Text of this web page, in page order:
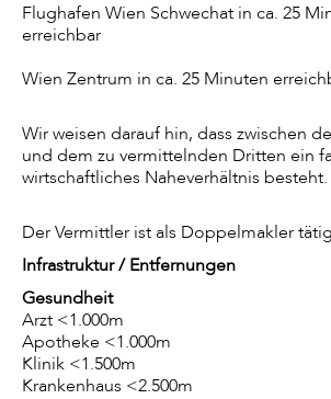
Flughafen Wien Schwechat in ca. 25
erreichbar
Wien Zentrum in ca. 25 Minuten
Wir weisen darauf hin, dass zwischen
und dem zu vermittelnden Dritten ein
wirtschaftliches Naheverhältnis besteht.
Der Vermittler ist als Doppelmakler
Infrastruktur / Entfernungen
Gesundheit
Arzt <1.000m
Apotheke <1.000m
Klinik <1.500m
Krankenhaus <2.500m